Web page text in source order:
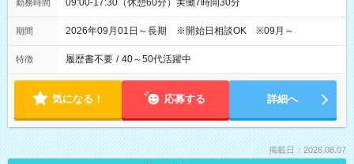
勤務時間 09:00-17:30（休憩60分）実働7時間30分
期間 2026年09月01日～長期 ※開始日相談OK ※09月～
特徴 履歴書不要 / 40～50代活躍中
気になる！ 応募する 詳細へ
掲載日：2026.08.07